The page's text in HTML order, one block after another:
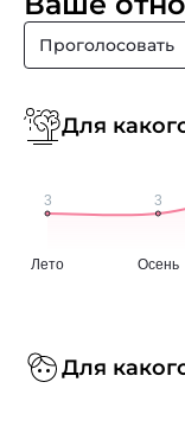
Проголосовать
Для
Для